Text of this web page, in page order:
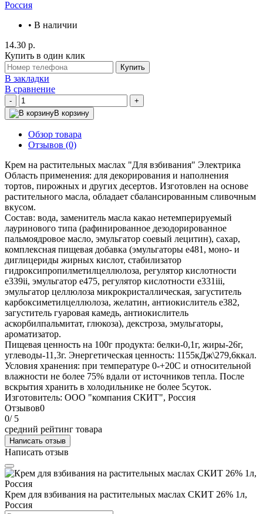
• В наличии
14.30 р.
Купить в один клик
Купить
В закладки
В сравнение
-
+
В корзину
Обзор товара
Отзывов (0)
Крем на растительных маслах "Для взбивания" Электрика
Область применения: для декорирования и наполнения
тортов, пирожных и других десертов. Изготовлен на основе
растительного масла, обладает сбалансированным сливочным
вкусом.
Состав: вода, заменитель масла какао нетемперируемый
лауринового типа (рафинированное дезодорированное
пальмоядровое масло, эмульгатор соевый лецитин), сахар,
комплексная пищевая добавка (эмульгаторы е481, моно- и
диглицериды жирных кислот, стабилизатор
гидроксипропилметилцеллюлоза, регулятор кислотности
е339ii, эмульгатор е475, регулятор кислотности е331iii,
эмульгатор целлюлоза микрокристаллическая, загуститель
карбоксиметилцеллюлоза, желатин, антиокислитель е382,
загуститель гуаровая камедь, антиокислитель
аскорбилпальмитат, глюкоза), декстроза, эмульгаторы,
ароматизатор.
Пищевая ценность на 100г продукта: белки-0,1г, жиры-26г,
углеводы-11,3г. Энергетическая ценность: 1155кДж\279,6ккал.
Условия хранения: при температуре 0-+20С и относительной
влажности не более 75% вдали от источников тепла. После
вскрытия хранить в холодильнике не более 5суток.
Изготовитель: ООО "компания СКИТ", Россия
Отзывов0
0/ 5
средний рейтинг товара
Написать отзыв
Написать отзыв
Крем для взбивания на растительных маслах СКИТ 26% 1л,
Россия